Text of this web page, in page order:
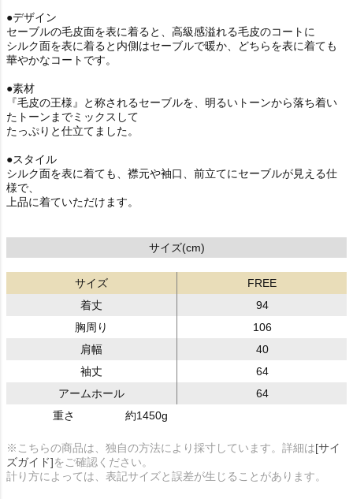
●デザイン
セーブルの毛皮面を表に着ると、高級感溢れる毛皮のコートに
シルク面を表に着ると内側はセーブルで暖か、どちらを表に着ても
華やかなコートです。
●素材
『毛皮の王様』と称されるセーブルを、明るいトーンから落ち着い
たトーンまでミックスして
たっぷりと仕立てました。
●スタイル
シルク面を表に着ても、襟元や袖口、前立てにセーブルが見える仕
様で、
上品に着ていただけます。
サイズ(cm)
サイズ
FREE
着丈
94
胸周り
106
肩幅
40
袖丈
64
アームホール
64
重さ
約1450g
※こちらの商品は、独自の方法により採寸しています。詳細は[サイ
ズガイド]をご確認ください。
計り方によっては、表記サイズと誤差が生じることがあります。